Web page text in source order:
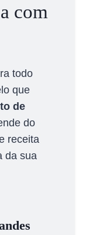
com
todo
que
de
do
receita
da sua